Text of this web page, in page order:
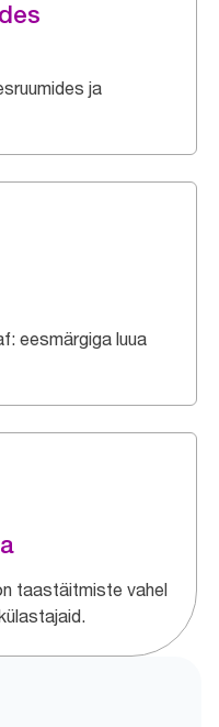
ja
eesmärgiga luua
taastäitmiste vahel